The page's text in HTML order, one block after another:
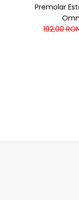
Premolar
192,00